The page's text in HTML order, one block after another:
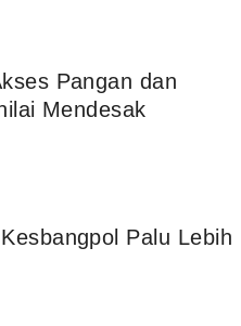
Pangan dan
Mendesak
Palu Lebih